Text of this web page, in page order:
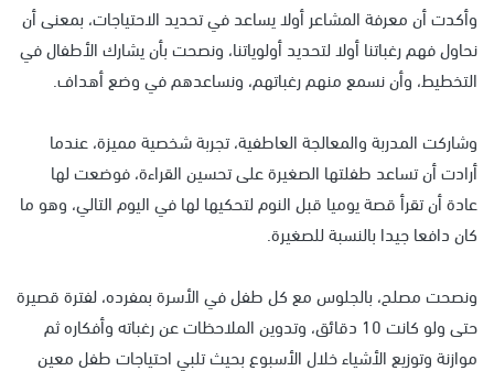
وأكدت أن معرفة المشاعر أولا يساعد في تحديد الاحتياجات، بمعنى أن
نحاول فهم رغباتنا أولا لتحديد أولوياتنا، ونصحت بأن يشارك الأطفال في
التخطيط، وأن نسمع منهم رغباتهم، ونساعدهم في وضع أهداف.
وشاركت المدربة والمعالجة العاطفية، تجربة شخصية مميزة، عندما
أرادت أن تساعد طفلتها الصغيرة على تحسين القراءة، فوضعت لها
عادة أن تقرأ قصة يوميا قبل النوم لتحكيها لها في اليوم التالي، وهو ما
كان دافعا جيدا بالنسبة للصغيرة.
ونصحت مصلح، بالجلوس مع كل طفل في الأسرة بمفرده، لفترة قصيرة
حتى ولو كانت 10 دقائق، وتدوين الملاحظات عن رغباته وأفكاره ثم
موازنة وتوزيع الأشياء خلال الأسبوع بحيث تلبي احتياجات طفل معين